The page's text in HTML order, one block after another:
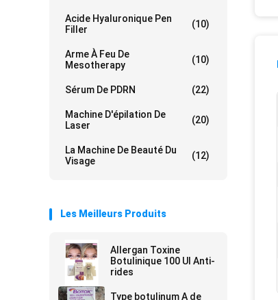
Acide Hyaluronique Pen
Filler
(10)
Arme À Feu De
Mesotherapy
(10)
Sérum De PDRN (22)
Machine D'épilation De
Laser
(20)
La Machine De Beauté Du
Visage
(12)
Les Meilleurs Produits
Allergan Toxine
Botulinique 100 UI Anti-
rides
Type botulinum A de